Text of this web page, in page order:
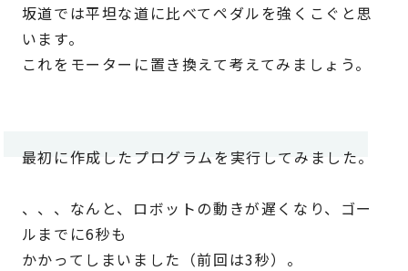
坂道では平坦な道に比べてペダルを強くこぐと思
います。
これをモーターに置き換えて考えてみましょう。
最初に作成したプログラムを実行してみました。
、、、なんと、ロボットの動きが遅くなり、ゴー
ルまでに6秒も
かかってしまいました（前回は3秒）。